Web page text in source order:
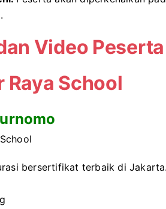
Video
Raya School